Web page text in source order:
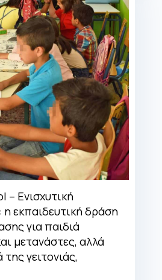
– Ενισχυτική
η εκπαιδευτική δράση
για παιδιά
μετανάστες, αλλά
της γειτονιάς,